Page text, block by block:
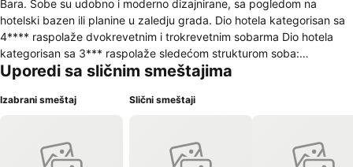
Bara. Sobe su udobno i moderno dizajnirane, sa pogledom na
hotelski bazen ili planine u zaledju grada. Dio hotela kategorisan sa
4**** raspolaže dvokrevetnim i trokrevetnim sobarma Dio hotela
kategorisan sa 3*** raspolaže sledećom strukturom soba:
dvokrevetne, trokrevetne i četvorokrevetne. Sve sobe imaju
gostima su na raspolaganju: sef, ormar, fen, klima uredjaj, satelitski i
pića uz dobru uslugu, a doručak i večera su na bazi švedskog stola.
Uporedi sa sličnim smeštajima
Izabrani smeštaj Slični smeštaji